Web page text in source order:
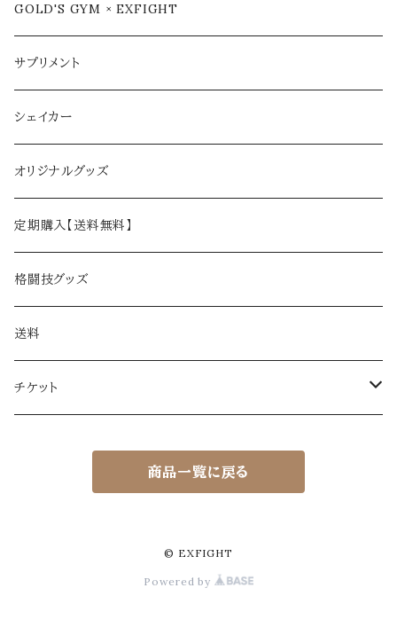
GOLD'S GYM × EXFIGHT
サプリメント
シェイカー
オリジナルグッズ
定期購入【送料無料】
格闘技グッズ
送料
チケット
EXFIGHT体験チケット（ビジター）
EXFIGHTシリーズ観覧チケット
商品一覧に戻る
© EXFIGHT
Powered by